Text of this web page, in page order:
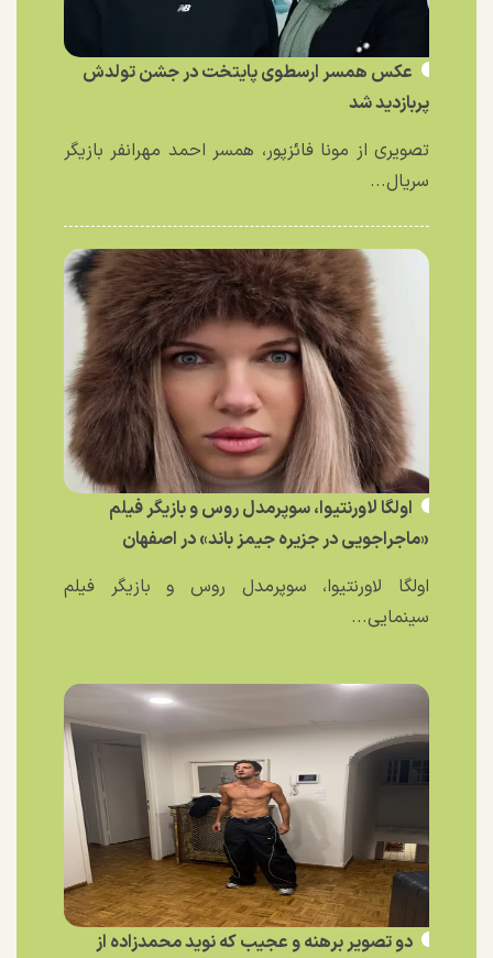
عکس همسر ارسطوی پایتخت در جشن تولدش
پربازدید شد
تصویری از مونا فائزپور، همسر احمد مهرانفر بازیگر
سریال...
اولگا لاورنتیوا، سوپرمدل روس و بازیگر فیلم
«ماجراجویی در جزیره جیمز باند» در اصفهان
اولگا لاورنتیوا، سوپرمدل روس و بازیگر فیلم
سینمایی...
دو تصویر برهنه و عجیب که نوید محمدزاده از